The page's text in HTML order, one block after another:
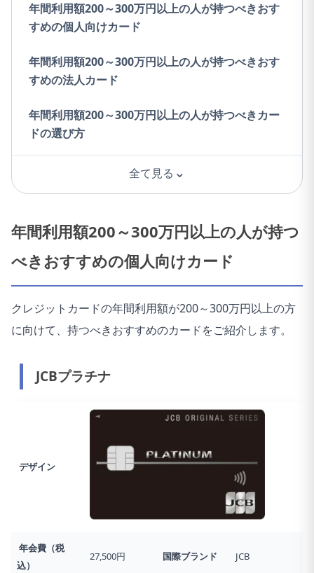
年間利用額200～300万円以上の人が持つべきおす
すめの個人向けカード
年間利用額200～300万円以上の人が持つべきおす
すめの法人カード
年間利用額200～300万円以上の人が持つべきカー
ドの選び方
全て見る ⌄
年間利用額200～300万円以上の人が持つ
べきおすすめの個人向けカード
クレジットカードの年間利用額が200～300万円以上の方
に向けて、持つべきおすすめのカードをご紹介します。
JCBプラチナ
デザイン
年会費（税
込）
27,500円 国際ブランド JCB